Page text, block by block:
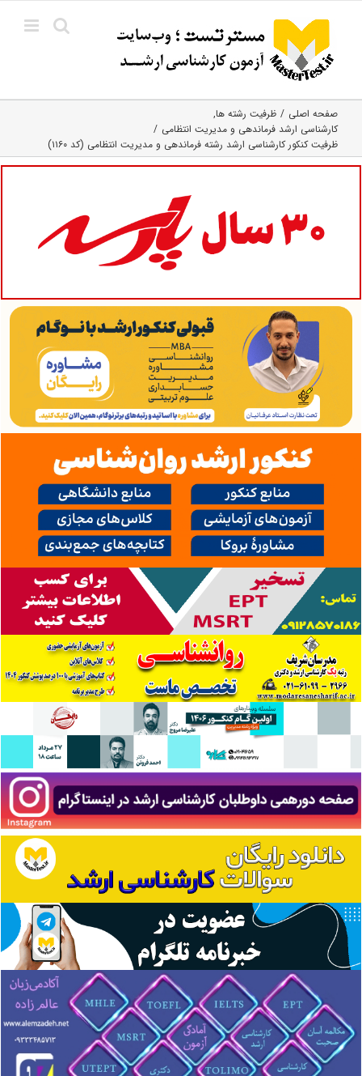
content
صفحه اصلی
ظرفیت رشته ها
کارشناسی ارشد فرماندهی و مدیریت انتظامی
ظرفیت کنکور کارشناسی ارشد رشته فرماندهی و مدیریت انتظامی (کد ۱۱۶۰)